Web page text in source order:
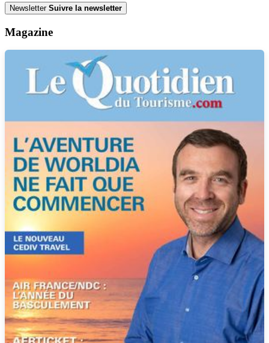
Newsletter Suivre la newsletter
Magazine